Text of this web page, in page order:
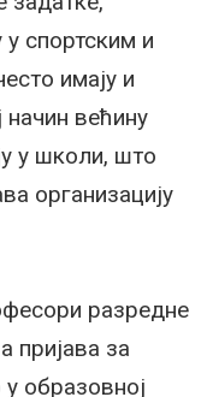
у спортским и
имају и
већину
у школи, што
организацију
разредне
пријава за
образовној